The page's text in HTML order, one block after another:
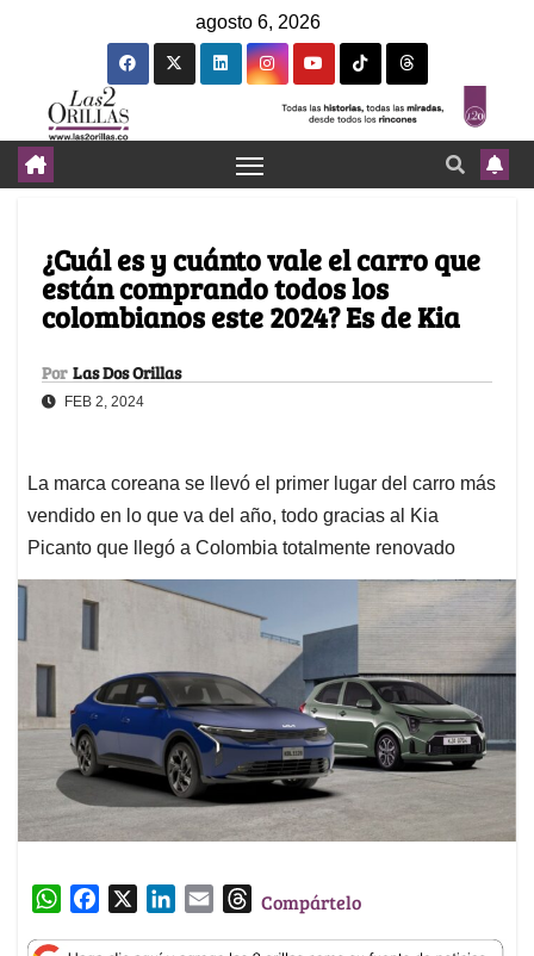
agosto 6, 2026
¿Cuál es y cuánto vale el carro que
están comprando todos los
colombianos este 2024? Es de Kia
Por Las Dos Orillas
FEB 2, 2024
La marca coreana se llevó el primer lugar del carro más
vendido en lo que va del año, todo gracias al Kia
Picanto que llegó a Colombia totalmente renovado
W
TCompártelo